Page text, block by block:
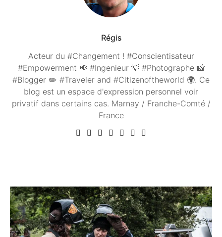
Régis
Acteur du #Changement ! #Conscientisateur
#Empowerment 📢 #Ingenieur 💡 #Photographe 📸
#Blogger ✏️ #Traveler and #Citizenoftheworld 🌍. Ce
blog est un espace d'expression personnel voir
privatif dans certains cas. Marnay / Franche-Comté /
France